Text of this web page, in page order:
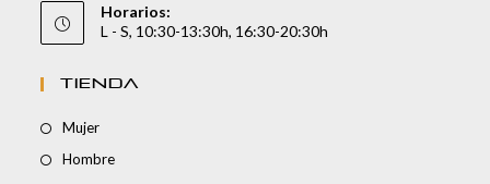
Horarios:
L - S, 10:30-13:30h, 16:30-20:30h
TIENDA
Mujer
Hombre